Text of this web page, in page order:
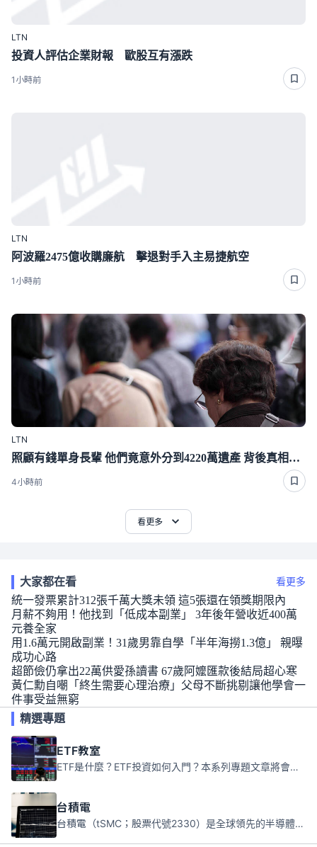
LTN
投資人評估企業財報 歐股互有漲跌
1小時前
LTN
阿波羅2475億收購廉航 擊退對手入主易捷航空
1小時前
LTN
照顧有錢單身長輩 他們竟意外分到4220萬遺產 背後真相曝光了
4小時前
看更多
大家都在看 看更多
統一發票累計312張千萬大獎未領 這5張還在領獎期限內
月薪不夠用！他找到「低成本副業」 3年後年營收近400萬
元養全家
用1.6萬元開啟副業！31歲男靠自學「半年海撈1.3億」 親曝
成功心路
超節儉仍拿出22萬供愛孫讀書 67歲阿嬤匯款後結局超心寒
黃仁勳自嘲「終生需要心理治療」父母不斷挑剔讓他學會一
件事受益無窮
精選專題
ETF教室
ETF是什麼？ETF投資如何入門？本系列專題文章將會告訴你新手必須知道的ETF基礎知識。
台積電
台積電（tSMC；股票代號2330）是全球領先的半導體代工公司，成立於1987年，總部位於台灣新竹。且已於美國、日本、德國及中國設廠，台積電是全球首家專業積體電路製造服務公司，也是全球最先進和最大規模的半導體代工廠。